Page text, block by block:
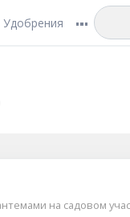
на садовом